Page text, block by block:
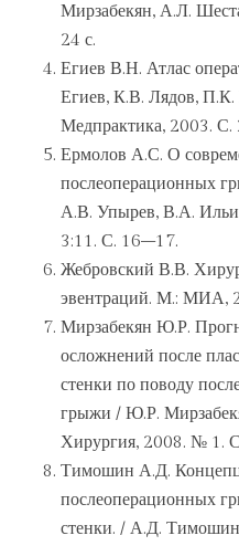
Мирзабекян, А.Л.
24 с.
Егиев В.Н. Атлас
Егиев, К.В. Лядов, П.К.
Медпрактика, 2003. С.
Ермолов А.С. О
послеоперационных
А.В. Упырев, В.А.
3:11. С. 16–17.
Жебровский В.В.
эвентраций. М.: МИА,
Мирзабекян Ю.Р.
осложнений после
стенки по поводу
грыжи / Ю.Р.
Хирургия, 2008. № 1.
Тимошин А.Д.
послеоперационных
стенки. / А.Д.